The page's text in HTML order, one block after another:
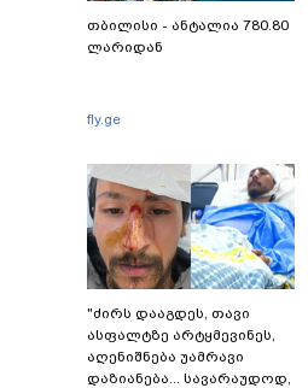
თბილისი - ანტალია 780.80
ლარიდან
fly.ge
"ძირს დააგდეს, თავი
ასფალტზე არტყმევინეს,
აღენიშნება უამრავი
დაზიანება... სავარაუდოდ,